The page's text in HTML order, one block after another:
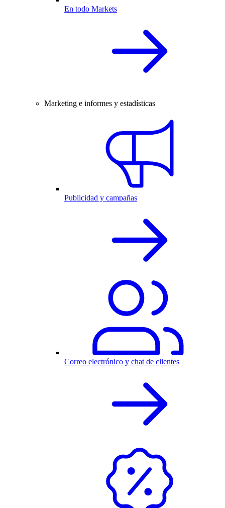
En todo Markets
Marketing e informes y estadísticas
Publicidad y campañas
Correo electrónico y chat de clientes